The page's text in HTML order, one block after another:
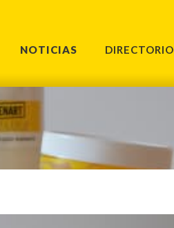
NOTICIAS DIRECTORIO